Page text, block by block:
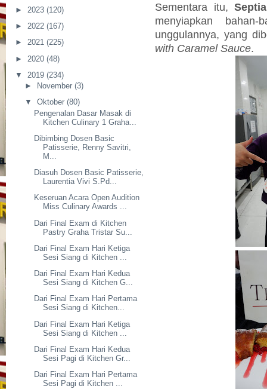
► 2023 (120)
► 2022 (167)
► 2021 (225)
► 2020 (48)
▼ 2019 (234)
►
November (3)
▼ Oktober (80)
Pengenalan Dasar Masak di
Kitchen Culinary 1 Graha...
Dibimbing Dosen Basic
Patisserie, Renny Savitri,
M...
Diasuh Dosen Basic Patisserie,
Laurentia Vivi S.Pd...
Keseruan Acara Open Audition
Miss Culinary Awards ...
Dari Final Exam di Kitchen
Pastry Graha Tristar Su...
Dari Final Exam Hari Ketiga
Sesi Siang di Kitchen ...
Dari Final Exam Hari Kedua
Sesi Siang di Kitchen G...
Dari Final Exam Hari Pertama
Sesi Siang di Kitchen...
Dari Final Exam Hari Ketiga
Sesi Siang di Kitchen ...
Dari Final Exam Hari Kedua
Sesi Pagi di Kitchen Gr...
Dari Final Exam Hari Pertama
Sesi Pagi di Kitchen ...
Sementara itu,
menyiapkan
unggulannya, yang
with Caramel Sauce.